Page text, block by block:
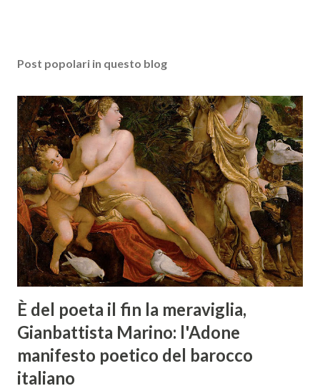
Post popolari in questo blog
È del poeta il fin la meraviglia,
Gianbattista Marino: l'Adone
manifesto poetico del barocco
italiano